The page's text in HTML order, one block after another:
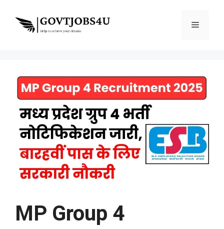
content
Menu
MP Group 4